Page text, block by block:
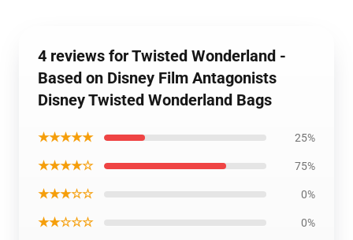
4 reviews for Twisted Wonderland -
Based on Disney Film Antagonists
Disney Twisted Wonderland Bags
★★★★★ 25%
★★★★☆ 75%
★★★☆☆ 0%
★★☆☆☆ 0%